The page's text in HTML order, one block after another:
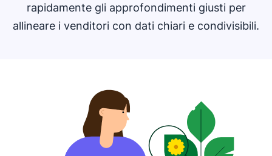
rapidamente gli approfondimenti giusti per
allineare i venditori con dati chiari e condivisibili.